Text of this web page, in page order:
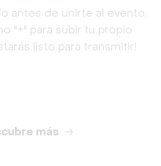
antes de unirte al evento.
"+" para subir tu propio
listo para transmitir!
más